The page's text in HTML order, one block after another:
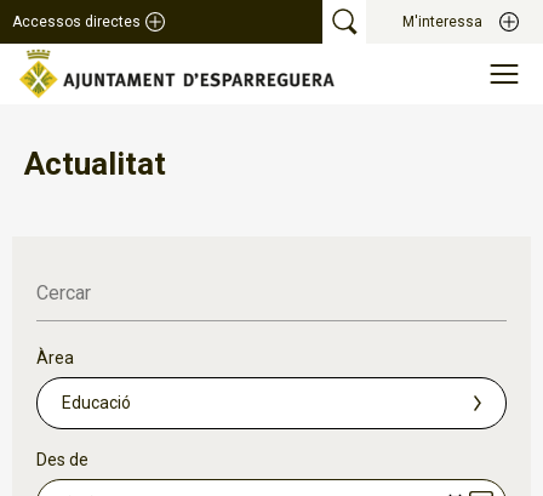
Accessos directes M'interessa
Actualitat
Cercar
Àrea
Des de